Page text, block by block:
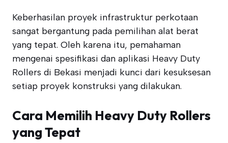
Keberhasilan proyek infrastruktur perkotaan
sangat bergantung pada pemilihan alat berat
yang tepat. Oleh karena itu, pemahaman
mengenai spesifikasi dan aplikasi Heavy Duty
Rollers di Bekasi menjadi kunci dari kesuksesan
setiap proyek konstruksi yang dilakukan.
Cara Memilih Heavy Duty Rollers
yang Tepat